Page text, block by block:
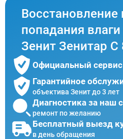
Восстановление
попадания
Зенит Зенитар
Официальный сервис
Гарантийное
объектива Зенит до 3 лет
Диагностика за наш
ремонт по желанию
Бесплатный выезд
в день обращения